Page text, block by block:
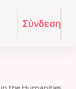
Σύνδεση